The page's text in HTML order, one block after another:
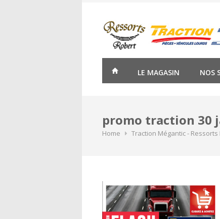
content
LE MAGASIN NOS
promo traction 30
Home Traction Mégantic -